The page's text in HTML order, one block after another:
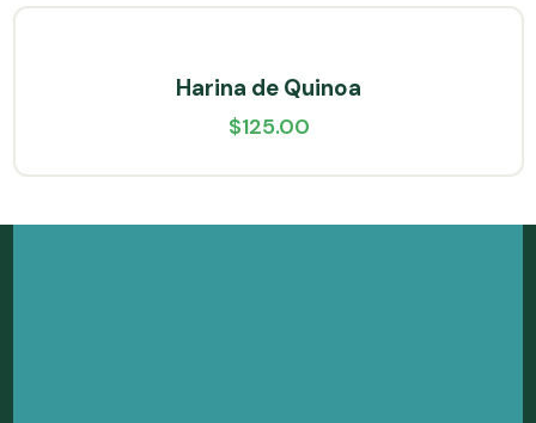
Harina de Quinoa
$125.00